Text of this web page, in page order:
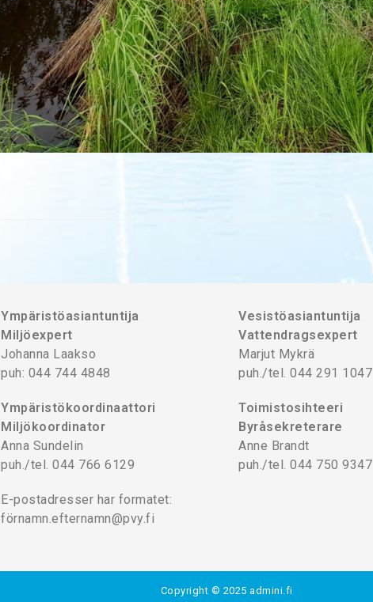
Ympäristöasiantuntija
Miljöexpert
Johanna Laakso
puh: 044 744 4848
Ympäristökoordinaattori
Miljökoordinator
Anna Sundelin
puh./tel. 044 766 6129
E-postadresser har formatet:
förnamn.efternamn@pvy.fi
Vesistöasiantuntija
Vattendragsexpert
Marjut Mykrä
puh./tel. 044 291 1047
Toimistosihteeri
Byråsekreterare
Anne Brandt
puh./tel. 044 750 9347
Copyright © 2025 admini.fi